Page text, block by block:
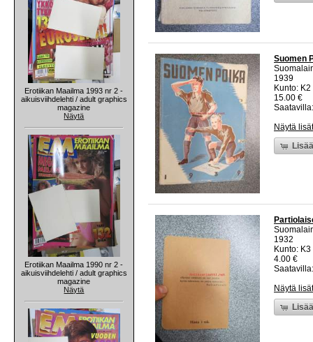
Erotiikan Maailma 1993 nr 2 -
aikuisviihdelehti / adult graphics
magazine
Näytä
Erotiikan Maailma 1990 nr 2 -
aikuisviihdelehti / adult graphics
magazine
Näytä
Suomen
1939
Kunto:
15.00 €
Näytä
1932
Kunto:
4.00 €
Näytä